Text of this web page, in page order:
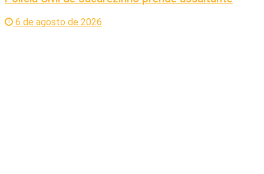
6 de agosto de 2026